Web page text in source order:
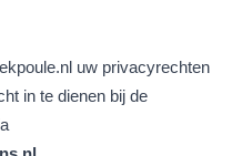
uw privacyrechten
in te dienen bij de